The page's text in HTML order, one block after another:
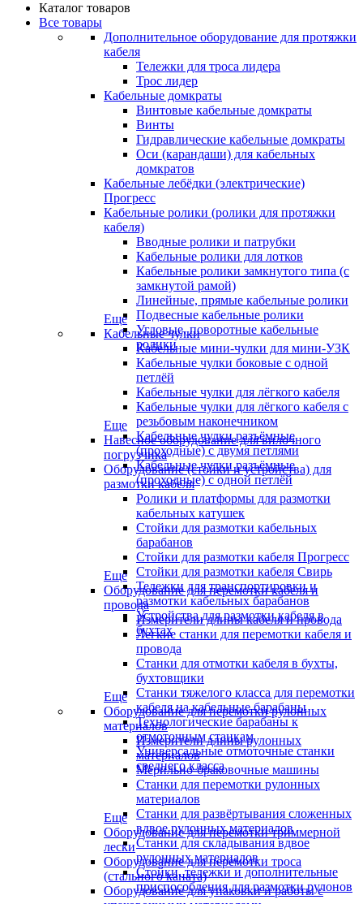
Каталог товаров
Все товары
Дополнительное оборудование для протяжки
кабеля
Тележки для троса лидера
Трос лидер
Кабельные домкраты
Винтовые кабельные домкраты
Винты
Гидравлические кабельные домкраты
Оси (карандаши) для кабельных
домкратов
Кабельные лебёдки (электрические)
Прогресс
Кабельные ролики (ролики для протяжки
кабеля)
Вводные ролики и патрубки
Кабельные ролики для лотков
Кабельные ролики замкнутого типа (с
замкнутой рамой)
Линейные, прямые кабельные ролики
Подвесные кабельные ролики
Угловые, поворотные кабельные
ролики
Еще
Кабельные чулки
Кабельные мини-чулки для мини-УЗК
Кабельные чулки боковые с одной
петлёй
Кабельные чулки для лёгкого кабеля
Кабельные чулки для лёгкого кабеля с
резьбовым наконечником
Кабельные чулки разъёмные
(проходные) с двумя петлями
Кабельные чулки разъёмные
(проходные) с одной петлёй
Еще
Навесное оборудование для вилочного
погрузчика
Оборудование (стойки и устройства) для
размотки кабеля
Ролики и платформы для размотки
кабельных катушек
Стойки для размотки кабельных
барабанов
Стойки для размотки кабеля Прогресс
Стойки для размотки кабеля Свирь
Тележки для транспортировки и
размотки кабельных барабанов
Устройства для размотки кабеля в
бухтах
Еще
Оборудование для перемотки кабеля и
провода
Измерители длины кабеля и провода
Легкие станки для перемотки кабеля и
провода
Станки для отмотки кабеля в бухты,
бухтовщики
Станки тяжелого класса для перемотки
кабеля на кабельные барабаны
Технологические барабаны к
отмоточным станкам
Универсальные отмоточные станки
среднего класса
Еще
Оборудование для перемотки рулонных
материалов
Измерители длины рулонных
материалов
Мерильно-браковочные машины
Станки для перемотки рулонных
материалов
Станки для развёртывания сложенных
вдвое рулонных материалов
Станки для складывания вдвое
рулонных материалов
Стойки, тележки и дополнительные
приспособления для размотки рулонов
Еще
Оборудование для перемотки триммерной
лески
Оборудование для перемотки троса
(стального каната)
Оборудование для упаковки и работы с